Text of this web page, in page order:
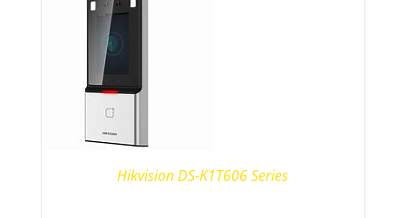
Hikvision DS-K1T606 Series